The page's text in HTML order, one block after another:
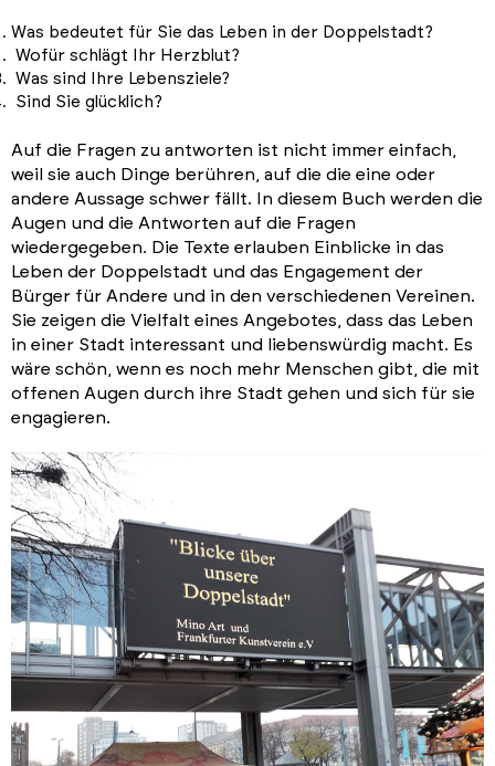
Was bedeutet für Sie das Leben in der Doppelstadt?
Wofür schlägt Ihr Herzblut?
Was sind Ihre Lebensziele?
Sind Sie glücklich?
Auf die Fragen zu antworten ist nicht immer einfach,
weil sie auch Dinge berühren, auf die die eine oder
andere Aussage schwer fällt. In diesem Buch werden die
Augen und die Antworten auf die Fragen
wiedergegeben. Die Texte erlauben Einblicke in das
Leben der Doppelstadt und das Engagement der
Bürger für Andere und in den verschiedenen Vereinen.
Sie zeigen die Vielfalt eines Angebotes, dass das Leben
in einer Stadt interessant und liebenswürdig macht. Es
wäre schön, wenn es noch mehr Menschen gibt, die mit
offenen Augen durch ihre Stadt gehen und sich für sie
engagieren.